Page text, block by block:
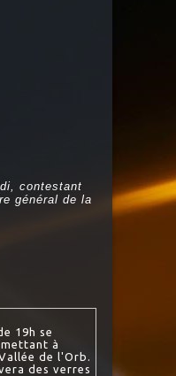
contestant
général de la
19h se
à
de l'Orb.
des verres